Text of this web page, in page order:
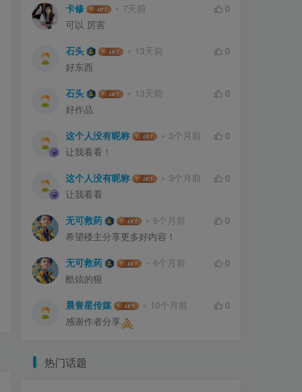
卡修 7天前
0
可以 厉害
石头 13天前
0
好东西
石头 13天前
0
好作品
这个人没有昵称 3个月前
0
让我看看！
这个人没有昵称 3个月前
0
让我看看
无可救药 6个月前
0
希望楼主分享更多好内容！
无可救药 6个月前
0
酷炫的狠
晨誉星传媒 10个月前
0
感谢作者分享
热门话题